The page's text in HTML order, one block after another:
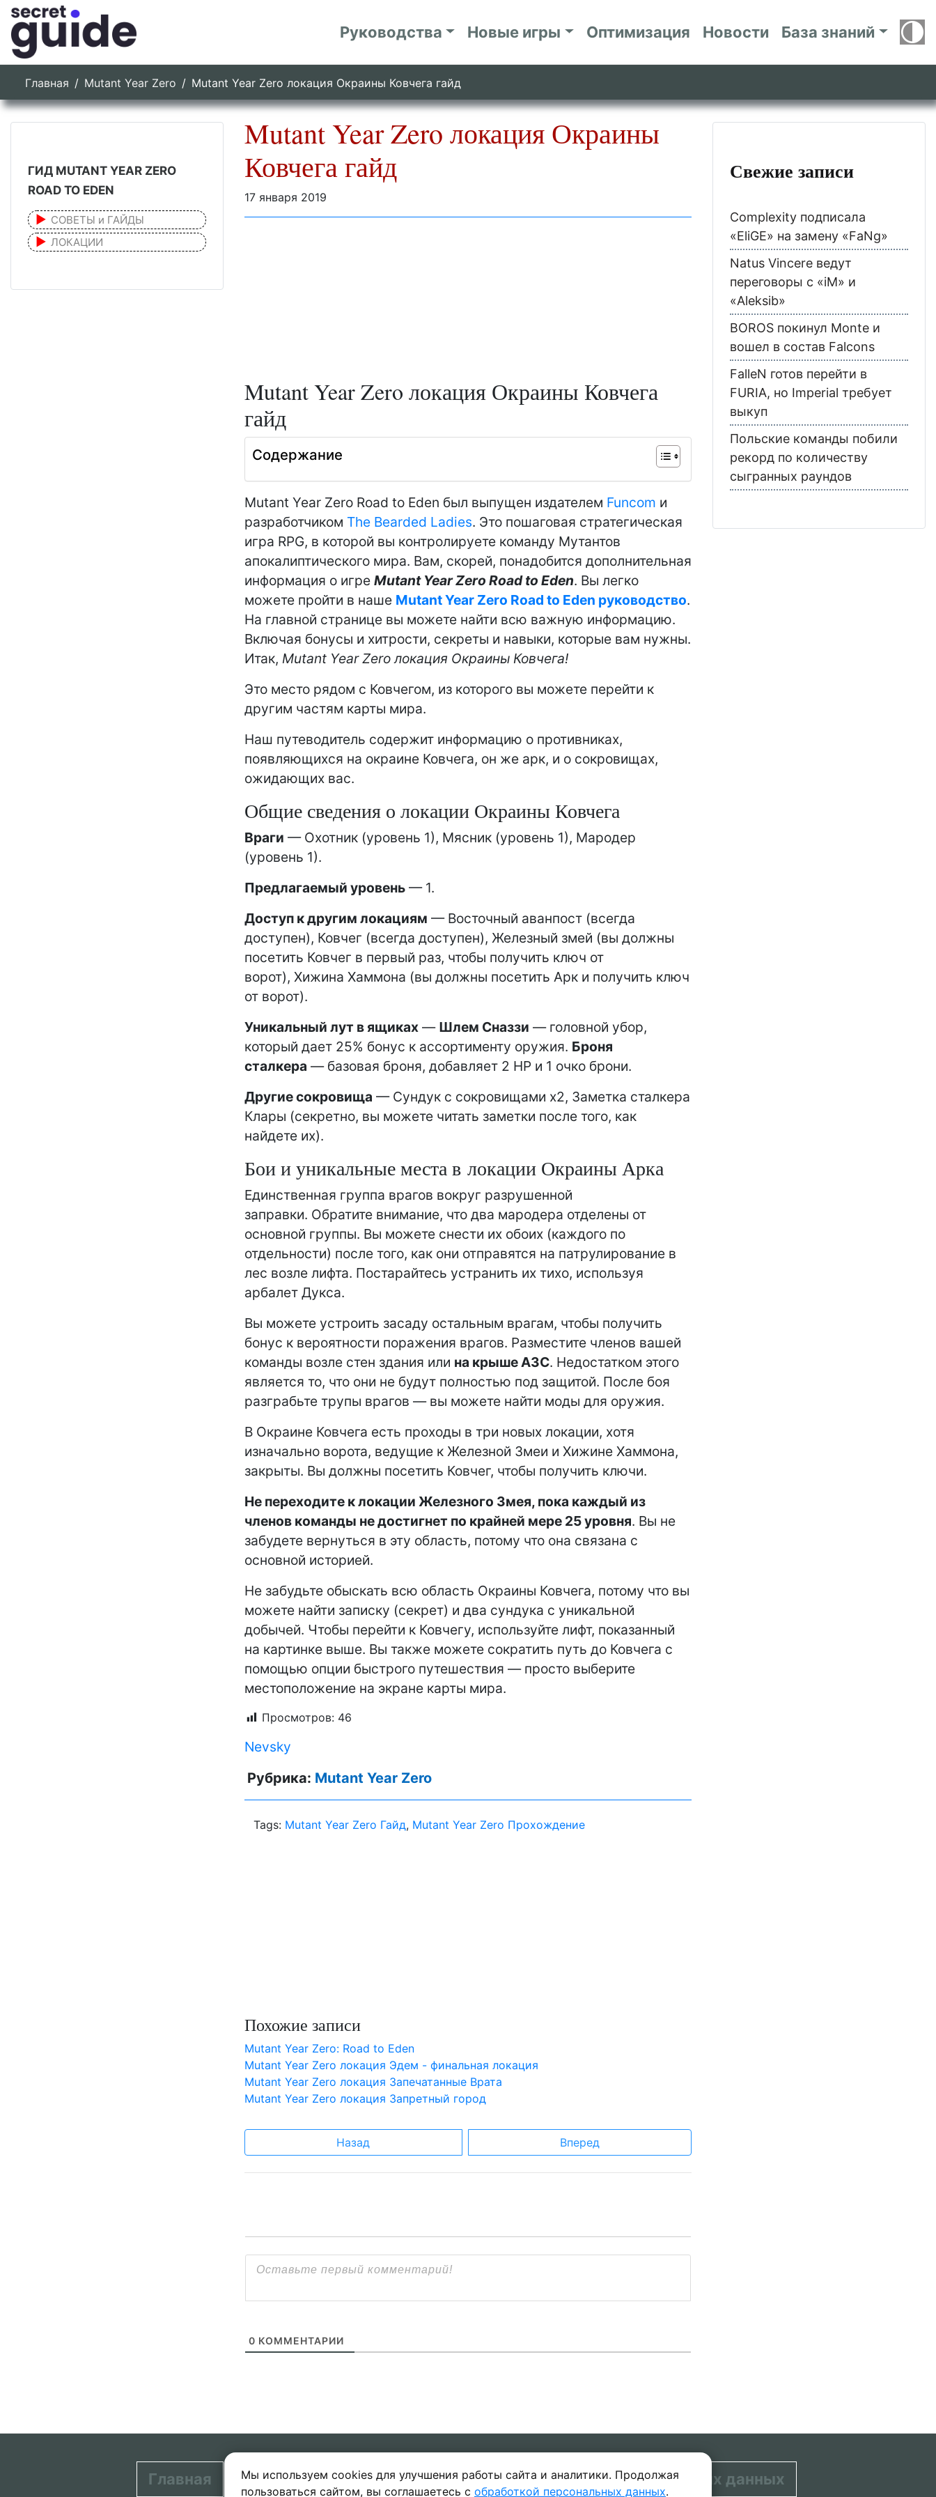
Мы используем cookies для улучшения работы сайта и аналитики. Продолжая
пользоваться сайтом, вы соглашаетесь с обработкой персональных данных.
Руководства Новые игры Оптимизация Новости База знаний
Главная Mutant Year Zero Mutant Year Zero локация Окраины Ковчега гайд
Mutant Year Zero локация Окраины
Ковчега гайд
17 января 2019
Mutant Year Zero локация Окраины Ковчега
гайд
Содержание
Mutant Year Zero Road to Eden был выпущен издателем Funcom и
разработчиком The Bearded Ladies. Это пошаговая стратегическая
игра RPG, в которой вы контролируете команду Мутантов
апокалиптического мира. Вам, скорей, понадобится дополнительная
информация о игре Mutant Year Zero Road to Eden. Вы легко
можете пройти в наше Mutant Year Zero Road to Eden руководство.
На главной странице вы можете найти всю важную информацию.
Включая бонусы и хитрости, секреты и навыки, которые вам нужны.
Итак, Mutant Year Zero локация Окраины Ковчега!
Это место рядом с Ковчегом, из которого вы можете перейти к
другим частям карты мира.
Наш путеводитель содержит информацию о противниках,
появляющихся на окраине Ковчега, он же арк, и о сокровищах,
ожидающих вас.
Общие сведения о локации Окраины Ковчега
Враги — Охотник (уровень 1), Мясник (уровень 1), Мародер
(уровень 1).
Предлагаемый уровень — 1.
Доступ к другим локациям — Восточный аванпост (всегда
доступен), Ковчег (всегда доступен), Железный змей (вы должны
посетить Ковчег в первый раз, чтобы получить ключ от
ворот), Хижина Хаммона (вы должны посетить Арк и получить ключ
от ворот).
Уникальный лут в ящиках — Шлем Сназзи — головной убор,
который дает 25% бонус к ассортименту оружия. Броня
сталкера — базовая броня, добавляет 2 HP и 1 очко брони.
Другие сокровища — Сундук с сокровищами x2, Заметка сталкера
Клары (секретно, вы можете читать заметки после того, как
найдете их).
Бои и уникальные места в локации Окраины Арка
Единственная группа врагов вокруг разрушенной
заправки. Обратите внимание, что два мародера отделены от
основной группы. Вы можете снести их обоих (каждого по
отдельности) после того, как они отправятся на патрулирование в
лес возле лифта. Постарайтесь устранить их тихо, используя
арбалет Дукса.
Вы можете устроить засаду остальным врагам, чтобы получить
бонус к вероятности поражения врагов. Разместите членов вашей
команды возле стен здания или на крыше АЗС. Недостатком этого
является то, что они не будут полностью под защитой. После боя
разграбьте трупы врагов — вы можете найти моды для оружия.
В Окраине Ковчега есть проходы в три новых локации, хотя
изначально ворота, ведущие к Железной Змеи и Хижине Хаммона,
закрыты. Вы должны посетить Ковчег, чтобы получить ключи.
Не переходите к локации Железного Змея, пока каждый из
членов команды не достигнет по крайней мере 25 уровня. Вы не
забудете вернуться в эту область, потому что она связана с
основной историей.
Не забудьте обыскать всю область Окраины Ковчега, потому что вы
можете найти записку (секрет) и два сундука с уникальной
добычей. Чтобы перейти к Ковчегу, используйте лифт, показанный
на картинке выше. Вы также можете сократить путь до Ковчега с
помощью опции быстрого путешествия — просто выберите
местоположение на экране карты мира.
Просмотров: 46
Nevsky
Рубрика: Mutant Year Zero
Tags: Mutant Year Zero Гайд, Mutant Year Zero Прохождение
Похожие записи
Mutant Year Zero: Road to Eden
Mutant Year Zero локация Эдем - финальная локация
Mutant Year Zero локация Запечатанные Врата
Mutant Year Zero локация Запретный город
Назад Вперед
0 КОММЕНТАРИИ
ГИД MUTANT YEAR ZERO
ROAD TO EDEN
СОВЕТЫ и ГАЙДЫ
ЛОКАЦИИ
Свежие записи
Complexity подписала
«EliGE» на замену «FaNg»
Natus Vincere ведут
переговоры с «iM» и
«Aleksib»
BOROS покинул Monte и
вошел в состав Falcons
FalleN готов перейти в
FURIA, но Imperial требует
выкуп
Польские команды побили
рекорд по количеству
сыгранных раундов
Главная Контакты Политика в отношении обработки персональных данных